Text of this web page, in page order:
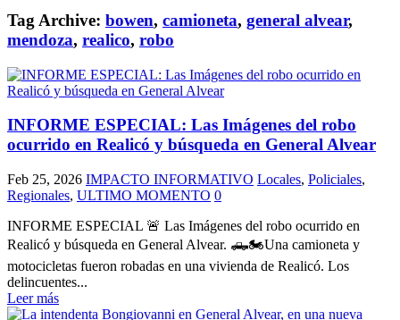
Tag Archive: bowen, camioneta, general alvear,
mendoza, realico, robo
INFORME ESPECIAL: Las Imágenes del robo
ocurrido en Realicó y búsqueda en General Alvear
Feb 25, 2026 IMPACTO INFORMATIVO Locales, Policiales,
Regionales, ULTIMO MOMENTO 0
INFORME ESPECIAL 🚨 Las Imágenes del robo ocurrido en
Realicó y búsqueda en General Alvear. 🛻🏍Una camioneta y
motocicletas fueron robadas en una vivienda de Realicó. Los
delincuentes...
Leer más